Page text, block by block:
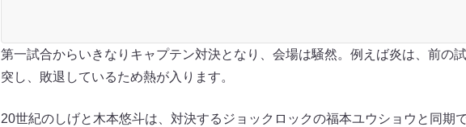
第一試合からいきなりキャプテン対決となり、会場は騒然。例えば炎は、前の
突し、敗退しているため熱が入ります。
20世紀のしげと木本悠斗は、対決するジョックロックの福本ユウショウと同期